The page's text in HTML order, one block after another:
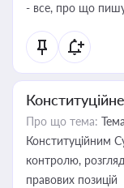
- все, про що
Про що тема:
Конституційним
контролю,
правових позицій